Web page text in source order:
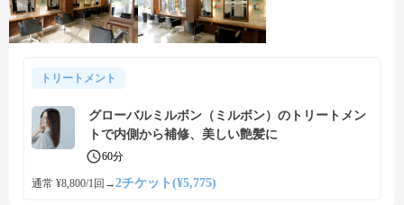
トリートメント
グローバルミルボン（ミルボン）のトリートメン
トで内側から補修、美しい艶髪に
60分
通常 ¥8,800/1回 →2チケット(¥5,775)